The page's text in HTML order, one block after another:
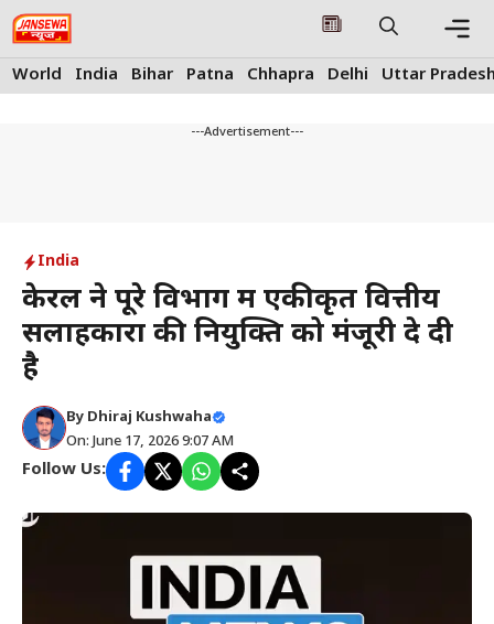
Skip
to
content
World India Bihar Patna Chhapra Delhi Uttar
---Advertisement---
India
केरल ने पूरे विभाग में एकीकृत वित्तीय
सलाहकारों की नियुक्ति को मंजूरी दे दी
है
By Dhiraj Kushwaha
On: June 17, 2026 9:07 AM
Follow Us: